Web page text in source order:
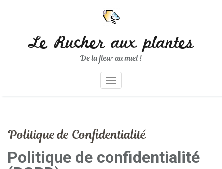
Le Rucher aux plantes
De la fleur au miel !
Toggle navigation
Politique de Confidentialité
Politique de confidentialité